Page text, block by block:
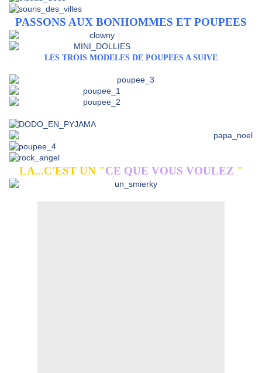
PASSONS AUX BONHOMMES ET POUPEES
LES TROIS MODELES DE POUPEES A SUIVE
LA...C'EST UN "CE QUE VOUS VOULEZ "